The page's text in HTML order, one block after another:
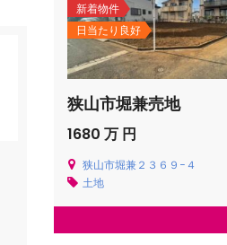
新着物件
日当たり良好
狭山市堀兼売地
1680 万 円
狭山市堀兼２３６９−４
土地
飯能市青木新築分譲住宅